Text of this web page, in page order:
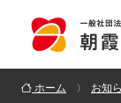
ホーム お知